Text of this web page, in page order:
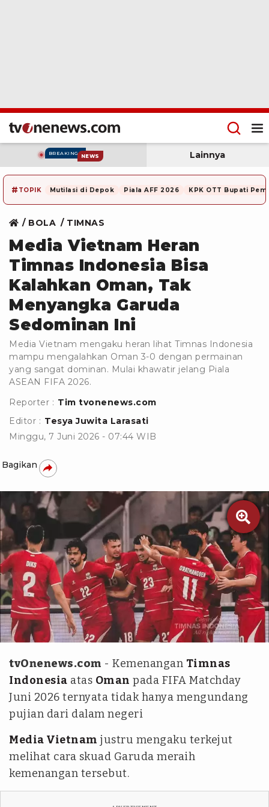
BREAKING NEWS Lainnya
# TOPIK Mutilasi di Depok Piala AFF 2026 KPK OTT Bupati
BOLA TIMNAS
Media Vietnam Heran
Timnas Indonesia Bisa
Kalahkan Oman, Tak
Menyangka Garuda
Sedominan Ini
Media Vietnam mengaku heran lihat Timnas Indonesia
mampu mengalahkan Oman 3-0 dengan permainan
yang sangat dominan. Mulai khawatir jelang Piala
ASEAN FIFA 2026.
Reporter : Tim tvonenews.com
Editor : Tesya Juwita Larasati
Minggu, 7 Juni 2026 - 07:44 WIB
Bagikan

Instagram @timnasindonesia
tvOnenews.com - Kemenangan Timnas
Indonesia atas Oman pada FIFA Matchday
Juni 2026 ternyata tidak hanya mengundang
pujian dari dalam negeri
Media Vietnam justru mengaku terkejut
melihat cara skuad Garuda meraih
kemenangan tersebut.